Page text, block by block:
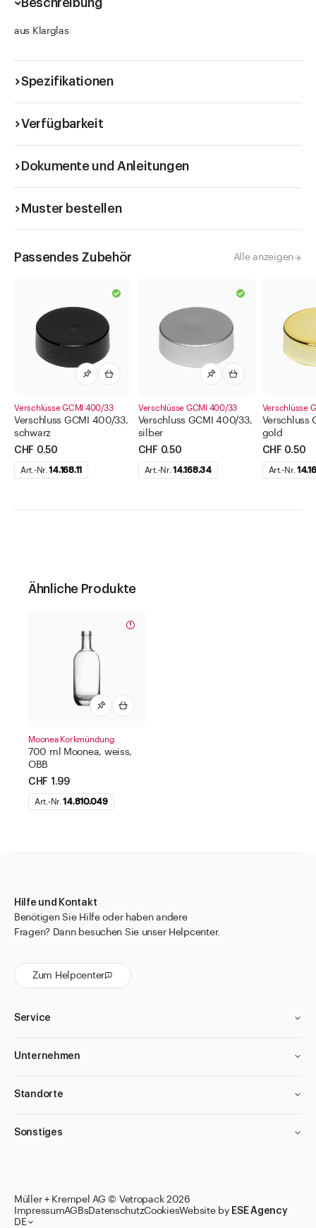
Beschreibung
aus Klarglas
Spezifikationen
Verfügbarkeit
Dokumente und Anleitungen
Muster bestellen
Passendes Zubehör Alle anzeigen
Verschlüsse GCMI 400/33
Verschluss GCMI 400/33,
schwarz
CHF 0.50
Art.-Nr.14.168.11
Verschlüsse GCMI 400/33
Verschluss GCMI 400/33,
silber
CHF 0.50
Art.-Nr.14.168.34
Verschlüsse
Verschluss
gold
CHF 0.50
Art.-Nr.
Ähnliche Produkte
Moonea Korkmündung
700 ml Moonea, weiss,
OBB
CHF 1.99
Art.-Nr.14.810.049
Hilfe und Kontakt
Benötigen Sie Hilfe oder haben andere
Fragen? Dann besuchen Sie unser Helpcenter.
Zum Helpcenter
Service
Unternehmen
Standorte
Sonstiges
Müller + Krempel AG © Vetropack 2026
ImpressumAGBsDatenschutzCookiesWebsite by ESE Agency
DE